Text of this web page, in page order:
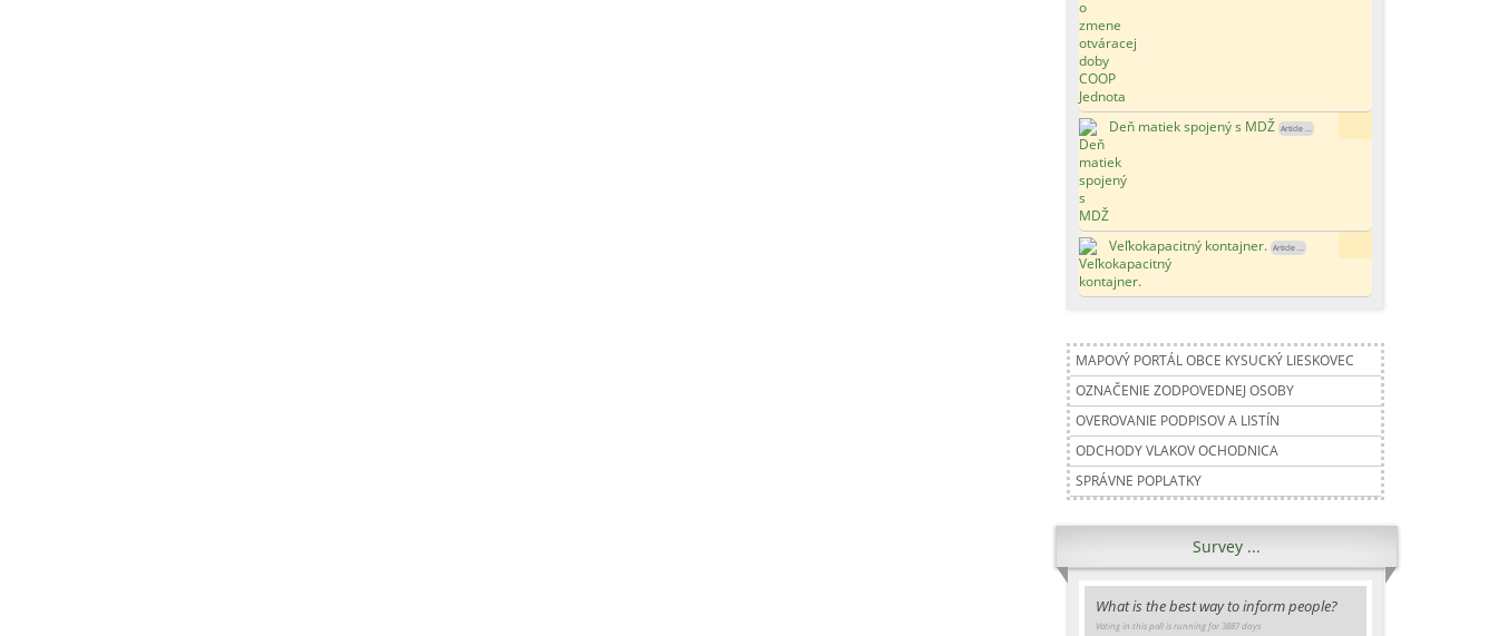
Deň matiek spojený s MDŽ Article ...
Veľkokapacitný kontajner. Article ...
MAPOVÝ PORTÁL OBCE KYSUCKÝ LIESKOVEC
OZNAČENIE ZODPOVEDNEJ OSOBY
OVEROVANIE PODPISOV A LISTÍN
ODCHODY VLAKOV OCHODNICA
SPRÁVNE POPLATKY
Survey ...
What is the best way to inform people?
Voting in this poll is running for 3887 days